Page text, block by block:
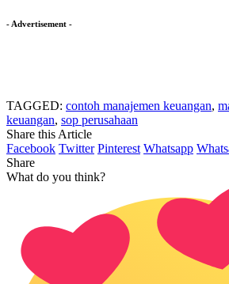
- Advertisement -
TAGGED: contoh manajemen keuangan,
keuangan, sop perusahaan
Share this Article
Facebook Twitter Pinterest Whatsapp
Share
What do you think?